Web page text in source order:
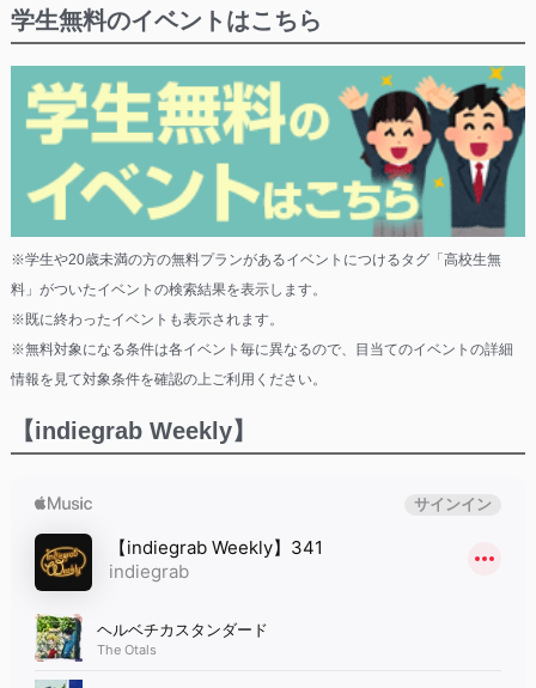
学生無料のイベントはこちら
※学生や20歳未満の方の無料プランがあるイベントにつけるタグ「高校生無
料」がついたイベントの検索結果を表示します。
※既に終わったイベントも表示されます。
※無料対象になる条件は各イベント毎に異なるので、目当てのイベントの詳細
情報を見て対象条件を確認の上ご利用ください。
【indiegrab Weekly】